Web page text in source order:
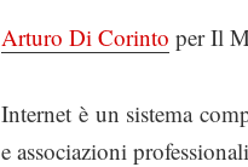
Arturo Di Corinto per Il
Internet è un sistema
e associazioni